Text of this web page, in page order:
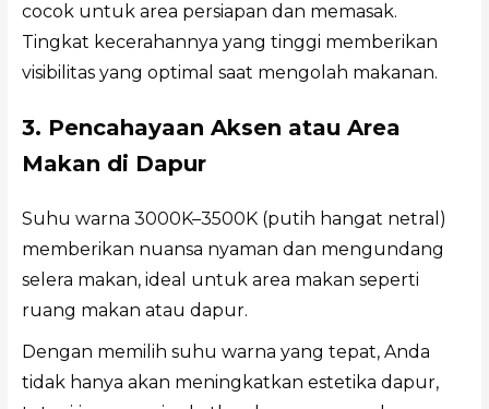
cocok untuk area persiapan dan memasak.
Tingkat kecerahannya yang tinggi memberikan
visibilitas yang optimal saat mengolah makanan.
3. Pencahayaan Aksen atau Area
Makan di Dapur
Suhu warna 3000K–3500K (putih hangat netral)
memberikan nuansa nyaman dan mengundang
selera makan, ideal untuk area makan seperti
ruang makan atau dapur.
Dengan memilih suhu warna yang tepat, Anda
tidak hanya akan meningkatkan estetika dapur,